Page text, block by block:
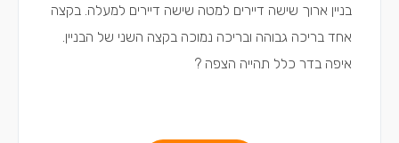
בניין ארוך שישה דיירים למטה שישה דיירים למעלה. בקצה
אחד בריכה גבוהה ובריכה נמוכה בקצה השני של הבניין.
איפה בדר כלל תהייה הצפה ?